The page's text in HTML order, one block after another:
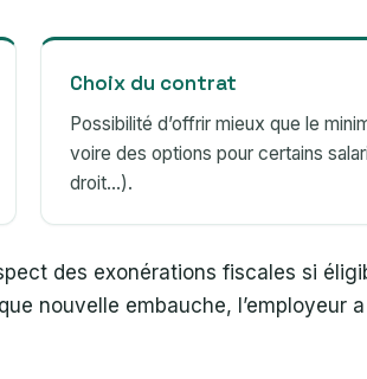
Choix du contrat
Possibilité d’offrir mieux que le
voire des options pour certains
droit…).
des exonérations fiscales si
nouvelle embauche, l’employeur